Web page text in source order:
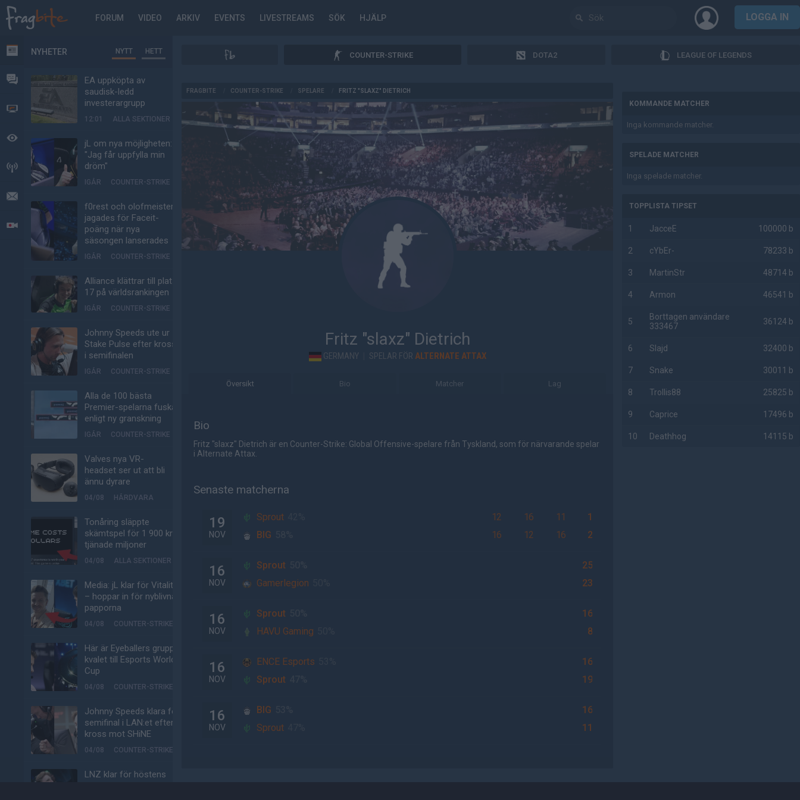
FORUM VIDEO ARKIV EVENTS LIVESTREAMS SÖK HJÄLP LOGGA IN
NYHETER
FORUM
VIDEO
BEVAKAT
HÄNDELSER
LIVESÄNDNINGAR
NYHETER NYTT HETT
EA uppköpta av
saudisk-ledd
investerargrupp
12:01 ALLA SEKTIONER
jL om nya möjligheten:
"Jag får uppfylla min
dröm"
IGÅR COUNTER-STRIKE
f0rest och olofmeister
jagades för Faceit-
poäng när nya
säsongen lanserades
IGÅR COUNTER-STRIKE
Alliance klättrar till plats
17 på världsrankingen
IGÅR COUNTER-STRIKE
Johnny Speeds ute ur
Stake Pulse efter kross
i semifinalen
IGÅR COUNTER-STRIKE
Alla de 100 bästa
Premier-spelarna fuskar
enligt ny granskning
IGÅR COUNTER-STRIKE
Valves nya VR-
headset ser ut att bli
ännu dyrare
04/08 HÅRDVARA
Tonåring släppte
skämtspel för 1 900 kr –
tjänade miljoner
04/08 ALLA SEKTIONER
Media: jL klar för Vitality
– hoppar in för nyblivna
papporna
04/08 COUNTER-STRIKE
Här är Eyeballers grupp i
kvalet till Esports World
Cup
04/08 COUNTER-STRIKE
Johnny Speeds klara för
semifinal i LAN:et efter
kross mot SHiNE
04/08 COUNTER-STRIKE
LNZ klar för höstens
COUNTER-STRIKE DOTA2 LEAGUE OF LEGENDS
FRAGBITE COUNTER-STRIKE SPELARE FRITZ "SLAXZ" DIETRICH
Fritz "slaxz" Dietrich
GERMANY SPELAR FÖR ALTERNATE ATTAX
Översikt Bio Matcher Lag
Bio
Fritz "slaxz" Dietrich är en Counter-Strike: Global Offensive-spelare från Tyskland, som för närvarande spelar
i Alternate Attax.
Senaste matcherna
19
NOV
Sprout 12 16 11
1
BIG
16 12 16 2
16
NOV
Sprout
25
Gamerlegion
23
16
NOV
Sprout
16
HAVU Gaming
8
16
NOV
ENCE Esports
16
Sprout
19
16
NOV
BIG
16
Sprout
11
KOMMANDE MATCHER
Inga kommande matcher.
SPELADE MATCHER
Inga spelade matcher.
TOPPLISTA TIPSET
1 JacceE 100000 b
2 cYbEr- 78233 b
3 MartinStr 48714 b
4 Armon 46541 b
5
Borttagen användare
333467
36124 b
6 Slajd 32400 b
7 Snake 30011 b
8 Trollis88 25825 b
9 Caprice 17496 b
10 Deathhog 14115 b